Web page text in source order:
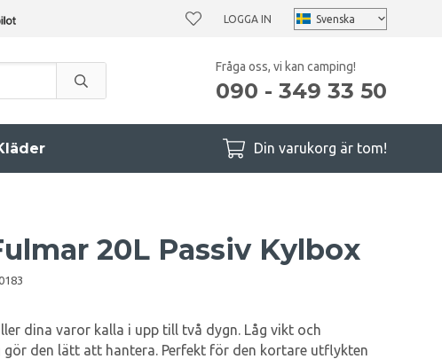
LOGGA IN
Fråga oss, vi kan camping!
090 - 349 33 50
Din varukorg är tom!
20L Passiv Kylbox
dina varor kalla i upp till två dygn. Låg vikt och
den lätt att hantera. Perfekt för den kortare utflykten